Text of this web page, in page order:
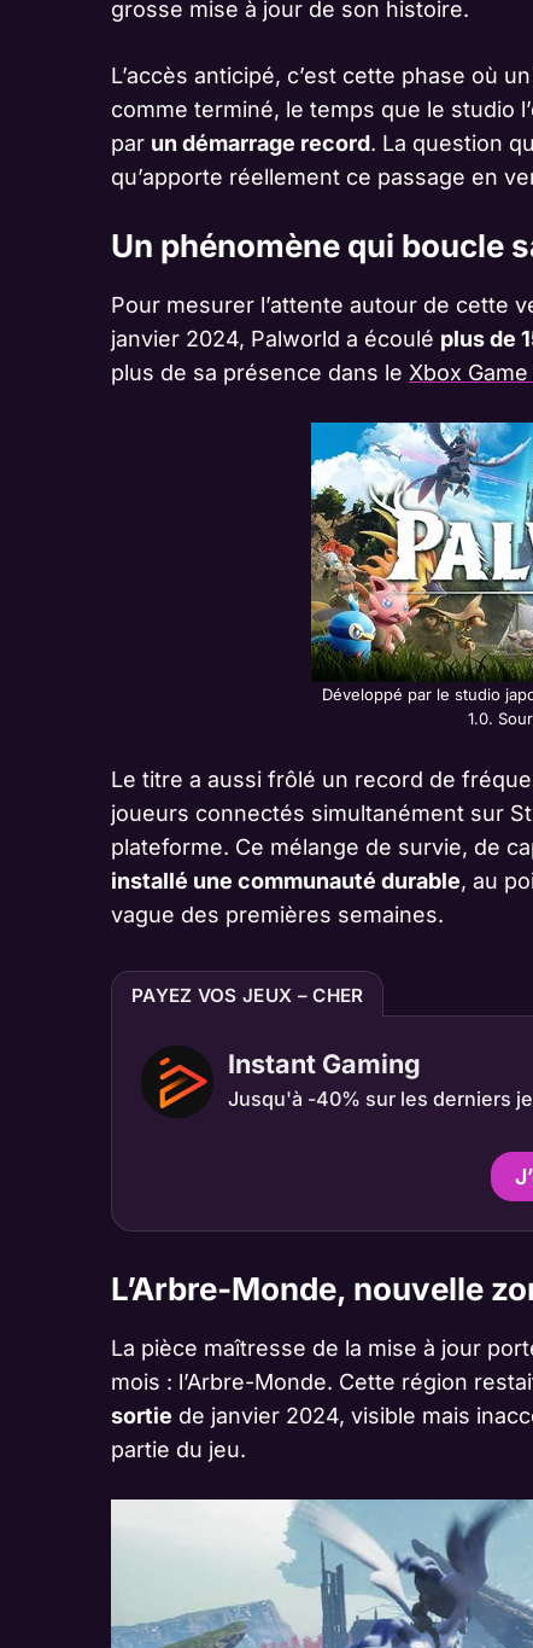
grosse mise à jour de son histoire.
L’accès anticipé, c’est cette phase où
comme terminé, le temps que le studio
par un démarrage record. La question
qu’apporte réellement ce passage en
Un phénomène qui boucle
Pour mesurer l’attente autour de cette
janvier 2024, Palworld a écoulé plus de
plus de sa présence dans le Xbox
Développé par le studio
1.0.
Le titre a aussi frôlé un record de
joueurs connectés simultanément sur
plateforme. Ce mélange de survie, de
installé une communauté durable, au
vague des premières semaines.
PAYEZ VOS JEUX – CHER
Instant Gaming
Jusqu'à -40% sur les derniers
L’Arbre-Monde, nouvelle
La pièce maîtresse de la mise à jour
mois : l’Arbre-Monde. Cette région
sortie de janvier 2024, visible mais
partie du jeu.